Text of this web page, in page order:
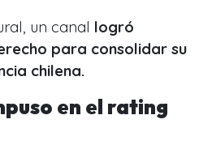
un canal logró
para consolidar su
chilena.
en el rating